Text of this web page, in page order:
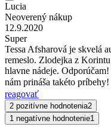
Lucia
Neoverený nákup
12.9.2020
Super
Tessa Afsharová je skvelá
remeslo. Zlodejka z
hlavne nádeje.
nám prináša takéto príbehy!
reagovať
2 pozitívne hodnotenia2
1 negatívne hodnotenie1